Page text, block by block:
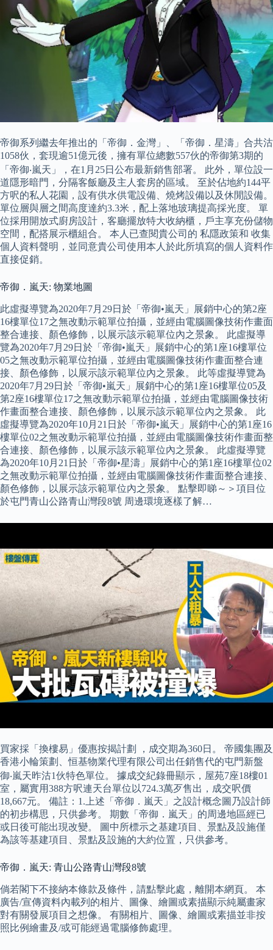
帝御系列繼去年推出的「帝御．金灣」、「帝御．星濤」合共沽
1058伙，套現逾51億元後，擁有單位總數557伙的帝御第3期的
「帝御‧嵐天」，在1月25日公布最新銷售部署。 此外，單位設一
道隱形暗門，分隔客飯廳及主人套房的區域。 至於佔地約144平
方呎的私人花園，設有供水供電設備、燒烤設備以及休閒設備。
單位層與層之間高度達約3.3米，配上落地玻璃提高採光度。 單
位採用開放式廚房設計，客廳擺放特大收納櫃，戶主享充份儲物
空間，配搭展示櫃組合。 本人已查閱貴公司的 私隱政策和 收集
個人資料聲明，並同意貴公司使用本人於此所填寫的個人資料作
直接促銷。
帝御．嵐天: 物業地圖
此虛擬導覽為2020年7月29日於「帝御•嵐天」展銷中心的第2座
16樓單位17之無改動示範單位拍攝，並經由電腦圖像技術作畫面
整合連接、顏色修飾，以展示該示範單位內之景象。 此虛擬導
覽為2020年7月29日於「帝御•嵐天」展銷中心的第1座16樓單位
05之無改動示範單位拍攝，並經由電腦圖像技術作畫面整合連
接、顏色修飾，以展示該示範單位內之景象。 此等虛擬導覽為
2020年7月29日於「帝御•嵐天」展銷中心的第1座16樓單位05及
第2座16樓單位17之無改動示範單位拍攝，並經由電腦圖像技術
作畫面整合連接、顏色修飾，以展示該示範單位內之景象。 此
虛擬導覽為2020年10月21日於「帝御•嵐天」展銷中心的第1座16
樓單位02之無改動示範單位拍攝，並經由電腦圖像技術作畫面整
合連接、顏色修飾，以展示該示範單位內之景象。 此虛擬導覽
為2020年10月21日於「帝御•星濤」展銷中心的第1座16樓單位02
之無改動示範單位拍攝，並經由電腦圖像技術作畫面整合連接、
顏色修飾，以展示該示範單位內之景象。 點擊即睇～＞項目位
於屯門青山公路青山灣段8號 周邊環境逐樣了解…
買家採「換樓易」優惠按揭計劃 ，成交期為360日。 帝國集團及
香港小輪策劃、恒基物業代理有限公司出任銷售代的屯門新盤
御‧嵐天昨沽1伙特色單位。 據成交紀錄冊顯示，屋苑7座18樓01
室，屬實用388方呎連天台單位以724.3萬歹售出，成交呎價
18,667元。 備註：1.上述「帝御．嵐天」之設計概念圖乃設計師
的初步構思，只供參考。 期數「帝御．嵐天」的周邊地區經已
或日後可能出現改變。 圖中所標示之基建項目、景點及設施僅
為該等基建項目、景點及設施的大約位置，只供參考。
帝御．嵐天: 青山公路青山灣段8號
倘若閣下不接納本條款及條件，請點擊此處，離開本網頁。 本
廣告/宣傳資料內載列的相片、圖像、繪圖或素描顯示純屬畫家
對有關發展項目之想像。 有關相片、圖像、繪圖或素描並非按
照比例繪畫及/或可能經過電腦修飾處理。